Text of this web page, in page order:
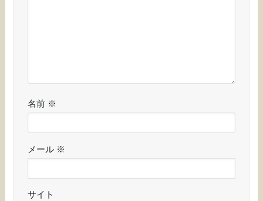
名前 ※
メール ※
サイト